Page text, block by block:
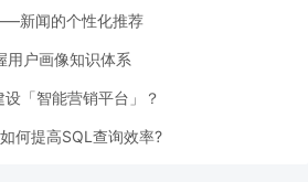
新闻的个性化推荐
用户画像知识体系
「智能营销平台」？
何提高SQL查询效率?